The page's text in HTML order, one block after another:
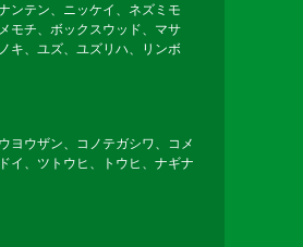
ンテン、ニッケイ、ネズミモ
モチ、ボックスウッド、マサ
キ、ユズ、ユズリハ、リンボ
ヨウザン、コノテガシワ、コメ
イ、ツトウヒ、トウヒ、ナギナ